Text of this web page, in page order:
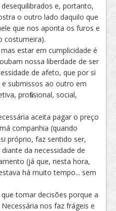
e, portanto,
o outro lado daquilo que
que nos aponta os furos e
costumeira).
estar em cumplicidade é
nossa liberdade de ser
de afeto, que por si
submissos ao outro em
profissional, social,
aceita pagar o preço
companhia (quando
próprio, faz sentido ser,
da necessidade de
(já que, nesta hora,
há muito tempo... sem
tomar decisões porque a
nos faz frágeis e